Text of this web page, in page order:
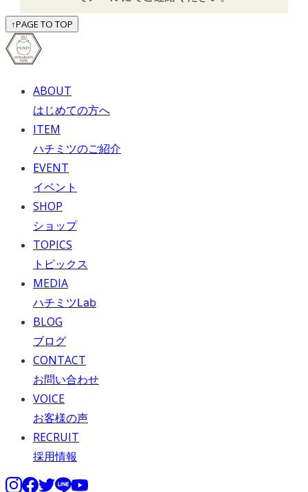
↑PAGE TO TOP
ABOUT
はじめての方へ
ITEM
ハチミツのご紹介
EVENT
イベント
SHOP
ショップ
TOPICS
トピックス
MEDIA
ハチミツLab
BLOG
ブログ
CONTACT
お問い合わせ
VOICE
お客様の声
RECRUIT
採用情報